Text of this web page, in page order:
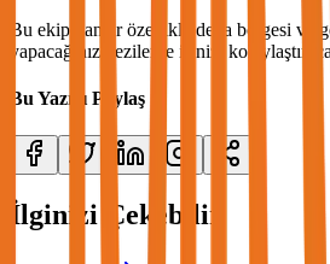
Bu ekipmanlar özellikle delta bölgesi ve
yapacağınız gezilerde işinizi
Bu Yazıyı Paylaş
İlginizi Çekebilir